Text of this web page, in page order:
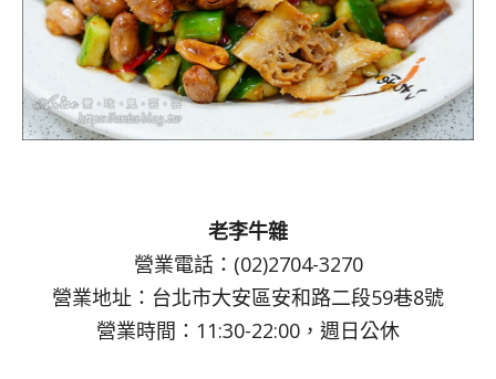
老李牛雜
營業電話：(02)2704-3270
營業地址：台北市大安區安和路二段59巷8號
營業時間：11:30-22:00，週日公休